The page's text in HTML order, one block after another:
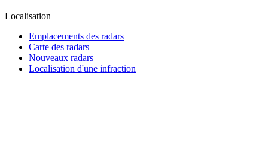
Localisation
Emplacements des radars
Carte des radars
Nouveaux radars
Localisation d'une infraction